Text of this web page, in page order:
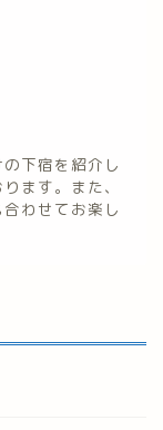
下宿を紹介し
ます。また、
わせてお楽し